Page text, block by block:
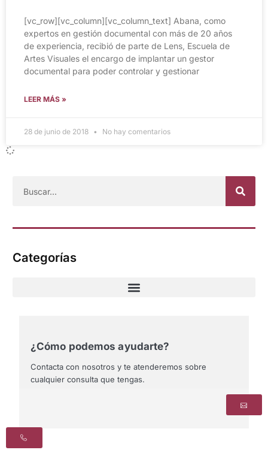
[vc_row][vc_column][vc_column_text] Abana, como
expertos en gestión documental con más de 20 años
de experiencia, recibió de parte de Lens, Escuela de
Artes Visuales el encargo de implantar un gestor
documental para poder controlar y gestionar
LEER MÁS »
28 de junio de 2018 No hay comentarios
Categorías
¿Cómo podemos ayudarte?
Contacta con nosotros y te atenderemos sobre
cualquier consulta que tengas.